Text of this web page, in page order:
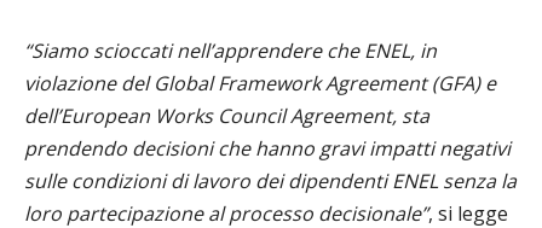
“Siamo scioccati nell’apprendere che ENEL, in
violazione del Global Framework Agreement (GFA) e
dell’European Works Council Agreement, sta
prendendo decisioni che hanno gravi impatti negativi
sulle condizioni di lavoro dei dipendenti ENEL senza la
loro partecipazione al processo decisionale”, si legge